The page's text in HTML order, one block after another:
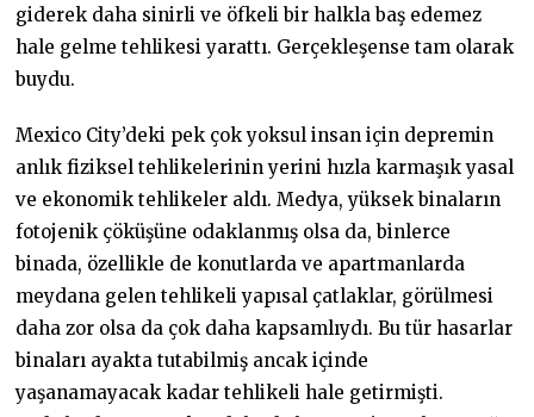
giderek daha sinirli ve öfkeli bir halkla baş edemez
hale gelme tehlikesi yarattı. Gerçekleşense tam olarak
buydu.
Mexico City’deki pek çok yoksul insan için depremin
anlık fiziksel tehlikelerinin yerini hızla karmaşık yasal
ve ekonomik tehlikeler aldı. Medya, yüksek binaların
fotojenik çöküşüne odaklanmış olsa da, binlerce
binada, özellikle de konutlarda ve apartmanlarda
meydana gelen tehlikeli yapısal çatlaklar, görülmesi
daha zor olsa da çok daha kapsamlıydı. Bu tür hasarlar
binaları ayakta tutabilmiş ancak içinde
yaşanamayacak kadar tehlikeli hale getirmişti.